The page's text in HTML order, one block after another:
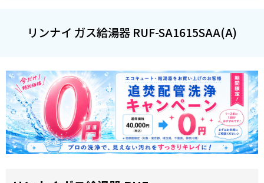
リンナイ ガス給湯器 RUF-SA1615SAA(A)